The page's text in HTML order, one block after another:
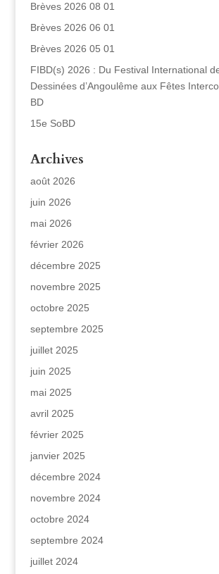
Brèves 2026 08 01
Brèves 2026 06 01
Brèves 2026 05 01
FIBD(s) 2026 : Du Festival International
Dessinées d’Angoulême aux Fêtes
BD
15e SoBD
Archives
août 2026
juin 2026
mai 2026
février 2026
décembre 2025
novembre 2025
octobre 2025
septembre 2025
juillet 2025
juin 2025
mai 2025
avril 2025
février 2025
janvier 2025
décembre 2024
novembre 2024
octobre 2024
septembre 2024
juillet 2024